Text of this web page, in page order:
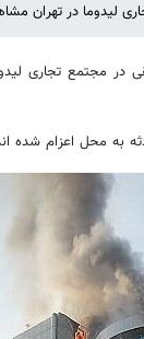
لیدوما در تهران
در مجتمع تجاری
به محل اعزام شده